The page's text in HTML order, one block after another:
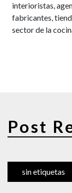
interioristas,
fabricantes,
sector de la
Post
sin etiquetas